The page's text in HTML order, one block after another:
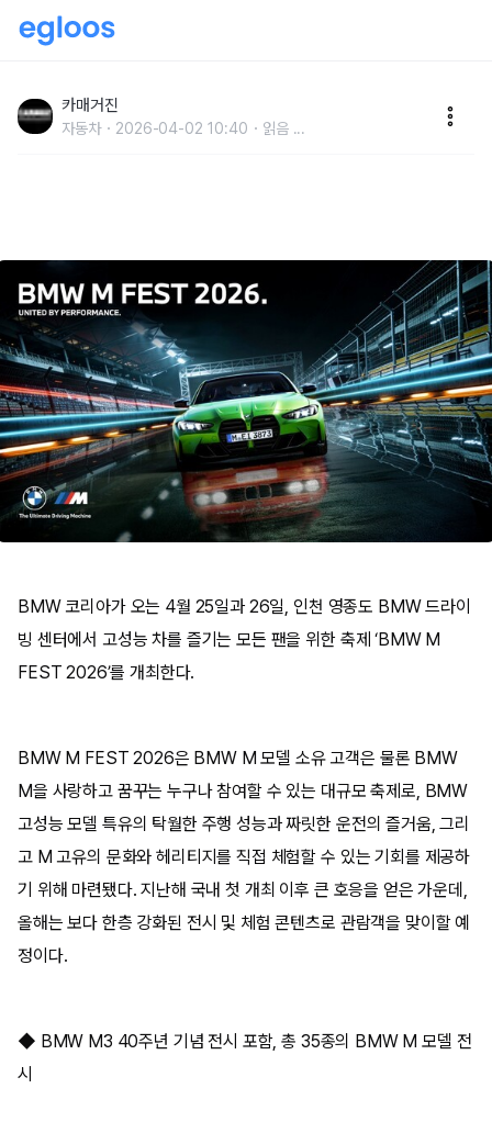
‘BMW M FEST 2026’ 개최
카매거진
자동차 2026-04-02 10:40 읽음 ...
BMW 코리아가 오는 4월 25일과 26일, 인천 영종도 BMW 드라이
빙 센터에서 고성능 차를 즐기는 모든 팬을 위한 축제 ‘BMW M
FEST 2026’를 개최한다.
BMW M FEST 2026은 BMW M 모델 소유 고객은 물론 BMW
M을 사랑하고 꿈꾸는 누구나 참여할 수 있는 대규모 축제로, BMW
고성능 모델 특유의 탁월한 주행 성능과 짜릿한 운전의 즐거움, 그리
고 M 고유의 문화와 헤리티지를 직접 체험할 수 있는 기회를 제공하
기 위해 마련됐다. 지난해 국내 첫 개최 이후 큰 호응을 얻은 가운데,
올해는 보다 한층 강화된 전시 및 체험 콘텐츠로 관람객을 맞이할 예
정이다.
◆ BMW M3 40주년 기념 전시 포함, 총 35종의 BMW M 모델 전
시